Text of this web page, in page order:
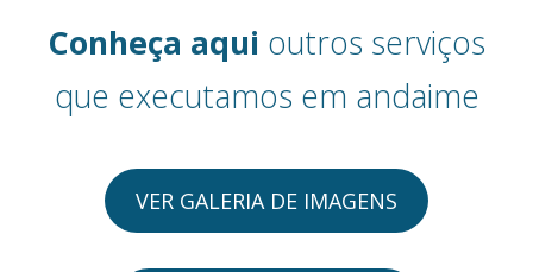
Conheça aqui outros serviços
que executamos em andaime
VER GALERIA DE IMAGENS